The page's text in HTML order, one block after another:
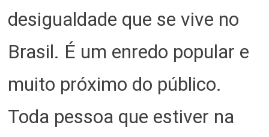
desigualdade que se vive no
Brasil. É um enredo popular e
muito próximo do público.
Toda pessoa que estiver na